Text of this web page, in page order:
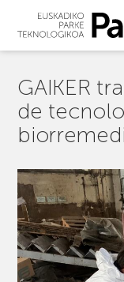
GAIKER
de